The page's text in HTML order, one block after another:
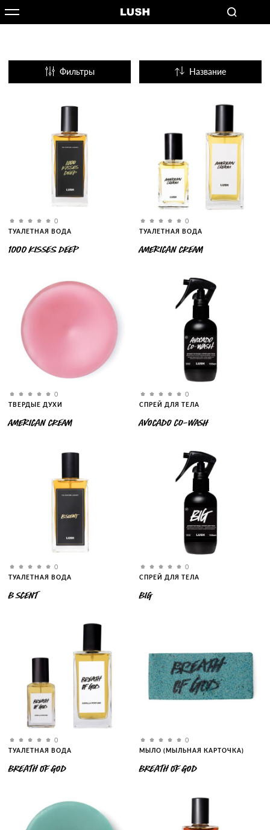
Фильтры Название
0
ТУАЛЕТНАЯ ВОДА
1000 KISSES DEEP
0
ТУАЛЕТНАЯ ВОДА
AMERICAN CREAM
0
ТВЕРДЫЕ ДУХИ
AMERICAN CREAM
0
СПРЕЙ ДЛЯ ТЕЛА
AVOCADO CO-WASH
0
ТУАЛЕТНАЯ ВОДА
B SCENT
0
СПРЕЙ ДЛЯ ТЕЛА
BIG
0
ТУАЛЕТНАЯ ВОДА
BREATH OF GOD
0
МЫЛО (МЫЛЬНАЯ КАРТОЧКА)
BREATH OF GOD